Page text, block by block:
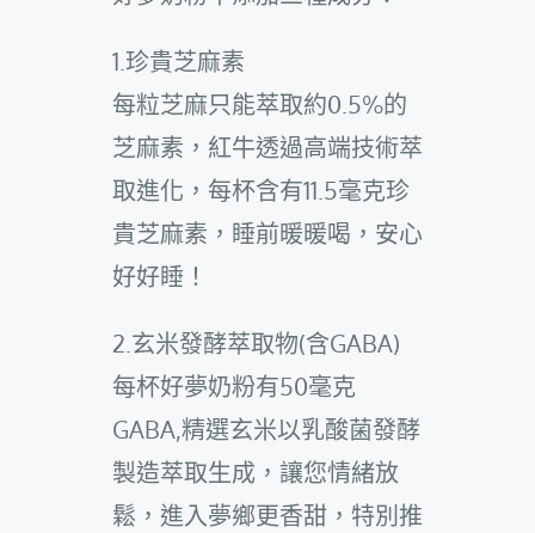
1.珍貴芝麻素
每粒芝麻只能萃取約0.5%的
芝麻素，紅牛透過高端技術萃
取進化，每杯含有11.5毫克珍
貴芝麻素，睡前暖暖喝，安心
好好睡！
2.玄米發酵萃取物(含GABA)
每杯好夢奶粉有50毫克
GABA,精選玄米以乳酸菌發酵
製造萃取生成，讓您情緒放
鬆，進入夢鄉更香甜，特別推